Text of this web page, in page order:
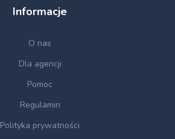
Informacje
O nas
Dla agencji
Pomoc
Regulamin
Polityka prywatności